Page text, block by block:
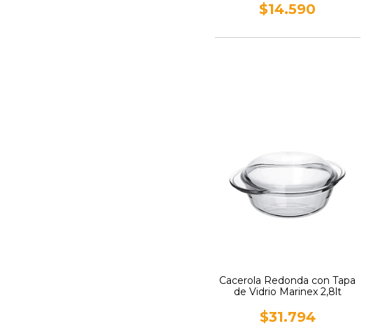
$14.590
Cacerola Redonda con Tapa
de Vidrio Marinex 2,8lt
$31.794